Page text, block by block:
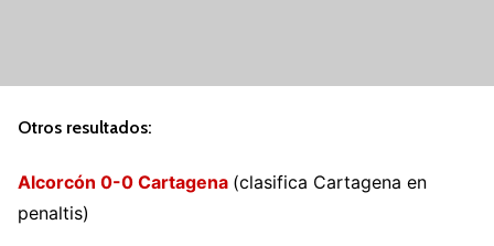
Otros resultados:
Alcorcón 0-0 Cartagena (clasifica Cartagena en
penaltis)